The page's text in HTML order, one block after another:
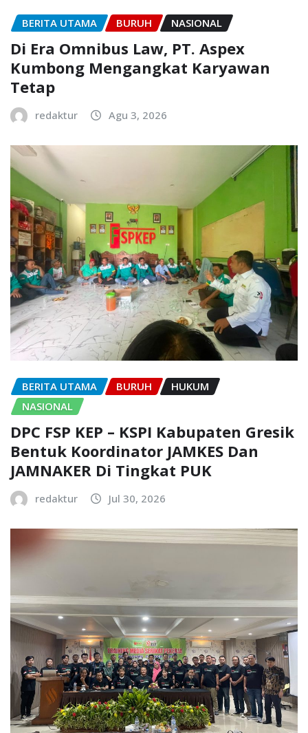
BERITA UTAMA BURUH NASIONAL
Di Era Omnibus Law, PT. Aspex
Kumbong Mengangkat Karyawan
Tetap
redaktur Agu 3, 2026
BERITA UTAMA BURUH
HUKUM
NASIONAL
DPC FSP KEP – KSPI Kabupaten Gresik
Bentuk Koordinator JAMKES Dan
JAMNAKER Di Tingkat PUK
redaktur Jul 30, 2026